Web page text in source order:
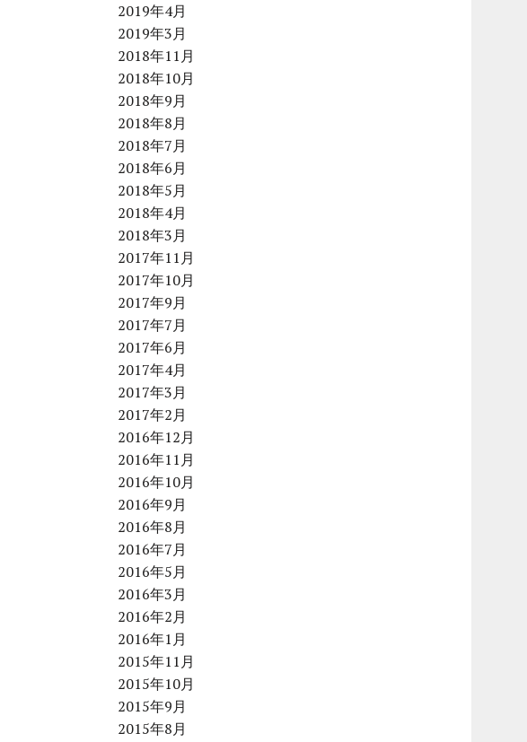
2019年4月
2019年3月
2018年11月
2018年10月
2018年9月
2018年8月
2018年7月
2018年6月
2018年5月
2018年4月
2018年3月
2017年11月
2017年10月
2017年9月
2017年7月
2017年6月
2017年4月
2017年3月
2017年2月
2016年12月
2016年11月
2016年10月
2016年9月
2016年8月
2016年7月
2016年5月
2016年3月
2016年2月
2016年1月
2015年11月
2015年10月
2015年9月
2015年8月